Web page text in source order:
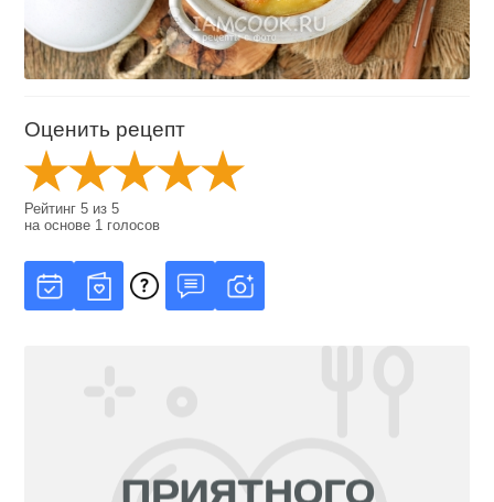
Оценить рецепт
Рейтинг5 из5
на основе 1 голосов